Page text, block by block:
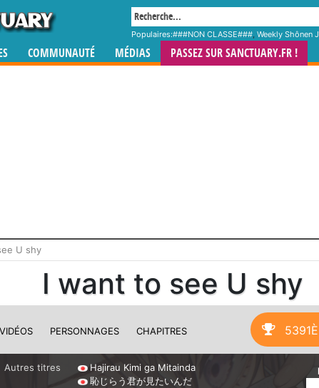
Populaires:###NON CLASSE###, Weekly Shônen
COMMUNAUTÉ MÉDIAS PASSEZ SUR SANCTUARY.FR !
U shy
I want to see U shy
VIDÉOS PERSONNAGES CHAPITRES
Autres titres
Hajirau Kimi ga Mitainda
恥じらう君が見たいんだ